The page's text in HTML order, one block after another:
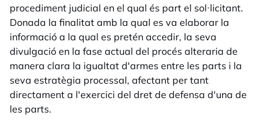
procediment judicial en el qual és part el sol·licitant.
Donada la finalitat amb la qual es va elaborar la
informació a la qual es pretén accedir, la seva
divulgació en la fase actual del procés alteraria de
manera clara la igualtat d'armes entre les parts i la
seva estratègia processal, afectant per tant
directament a l'exercici del dret de defensa d'una de
les parts.